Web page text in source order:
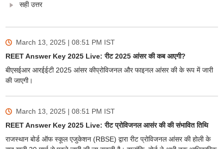
सही उत्तर
March 13, 2025 | 08:51 PM IST
REET Answer Key 2025 Live: रीट 2025 आंसर की कब आएगी?
बीएसईआर आरईईटी 2025 आंसर कीप्रोविजनल और फाइनल आंसर की के रूप में जारी
की जाएगी।
March 13, 2025 | 08:51 PM IST
REET Answer Key 2025 Live: रीट प्रोविजनल आसंर की की संभावित तिथि
राजस्थान बोर्ड ऑफ स्कूल एजुकेशन (RBSE) द्वारा रीट प्रोविजनल आंसर की होली के